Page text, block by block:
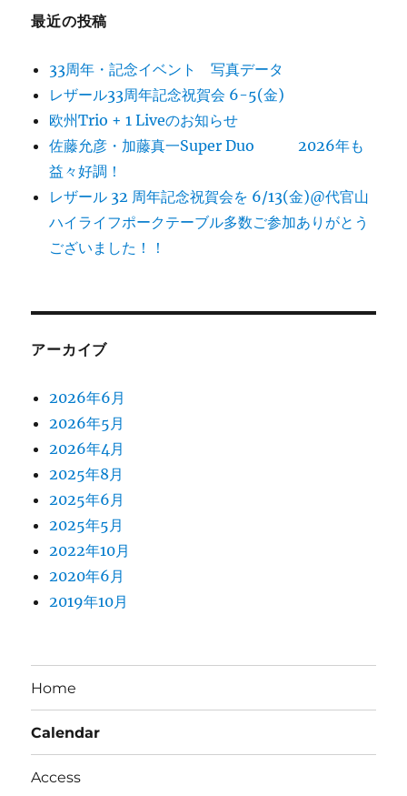
最近の投稿
33周年・記念イベント 写真データ
レザール33周年記念祝賀会 6-5(金)
欧州Trio + 1 Liveのお知らせ
佐藤允彦・加藤真一Super Duo 2026年も
益々好調！
レザール 32 周年記念祝賀会を 6/13(金)@代官山
ハイライフポークテーブル多数ご参加ありがとう
ございました！！
アーカイブ
2026年6月
2026年5月
2026年4月
2025年8月
2025年6月
2025年5月
2022年10月
2020年6月
2019年10月
Home
Calendar
Access